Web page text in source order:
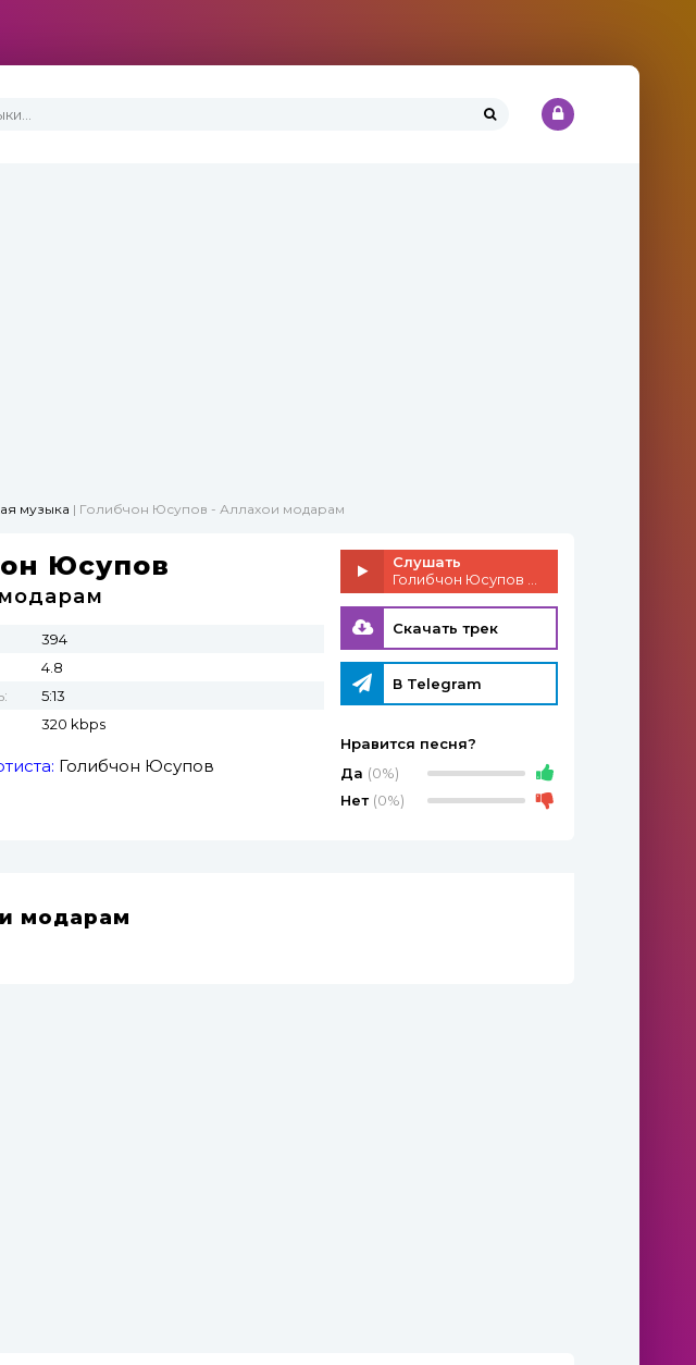
музыка | Голибчон Юсупов - Аллахои модарам
Юсупов
394
4.8
5:13
320 kbps
Голибчон Юсупов
Слушать
Скачать трек
В Telegram
Нравится песня?
Да (0%)
Нет (0%)
модарам